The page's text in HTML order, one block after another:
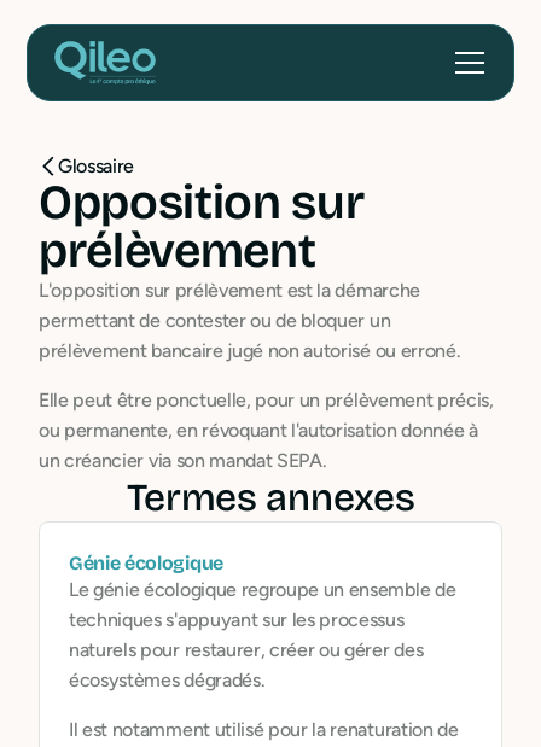
Glossaire
Opposition sur
prélèvement
L'opposition sur prélèvement est la démarche
permettant de contester ou de bloquer un
prélèvement bancaire jugé non autorisé ou erroné.
Elle peut être ponctuelle, pour un prélèvement précis,
ou permanente, en révoquant l'autorisation donnée à
un créancier via son mandat SEPA.
Termes annexes
Génie écologique
Le génie écologique regroupe un ensemble de
techniques s'appuyant sur les processus
naturels pour restaurer, créer ou gérer des
écosystèmes dégradés.
Il est notamment utilisé pour la renaturation de